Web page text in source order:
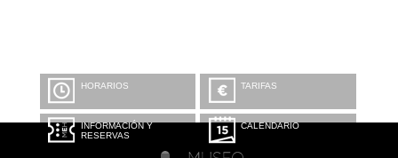
HORARIOS TARIFAS
INFORMACIÓN Y
RESERVAS
CALENDARIO